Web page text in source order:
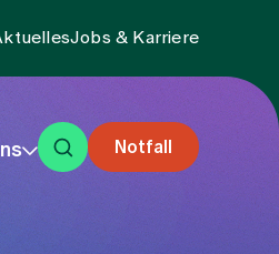
Jobs & Karriere
Notfall